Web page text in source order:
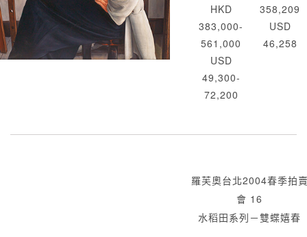
HKD
383,000-
561,000
USD
49,300-
72,200
358,209
USD
46,258
羅芙奧台北2004春季拍
會 16
水稻田系列－雙蝶嬉春